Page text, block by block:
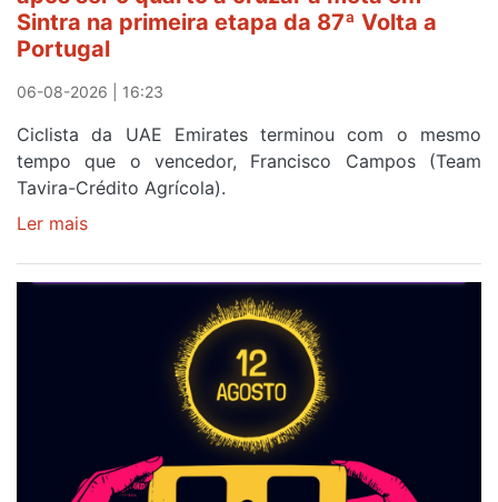
Volta
a
Portugal
Sintra na primeira etapa da 87ª Volta a
Portugal
06-08-2026 | 16:23
Ciclista da UAE Emirates terminou com o mesmo
tempo que o vencedor, Francisco Campos (Team
Tavira-Crédito Agrícola).
Ler mais
ser
o